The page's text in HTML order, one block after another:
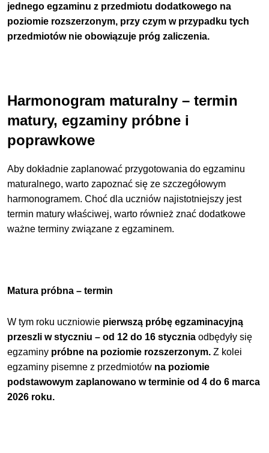
jednego egzaminu z przedmiotu dodatkowego na
poziomie rozszerzonym, przy czym w przypadku tych
przedmiotów nie obowiązuje próg zaliczenia.
Harmonogram maturalny – termin
matury, egzaminy próbne i
poprawkowe
Aby dokładnie zaplanować przygotowania do egzaminu
maturalnego, warto zapoznać się ze szczegółowym
harmonogramem. Choć dla uczniów najistotniejszy jest
termin matury właściwej, warto również znać dodatkowe
ważne terminy związane z egzaminem.
Matura próbna – termin
W tym roku uczniowie pierwszą próbę egzaminacyjną
przeszli w styczniu – od 12 do 16 styczniaodbędyły się
egzaminy próbne na poziomie rozszerzonym. Z kolei
egzaminy pisemne z przedmiotów na poziomie
podstawowym zaplanowano w terminie od 4 do 6 marca
2026 roku.